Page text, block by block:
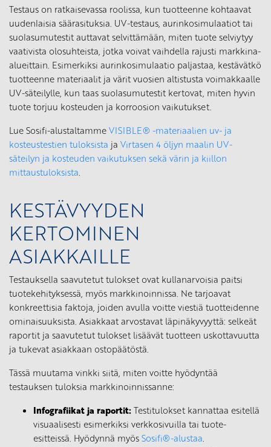
Testaus on ratkaisevassa roolissa, kun tuotteenne kohtaavat
uudenlaisia säärasituksia. UV-testaus, aurinkosimulaatiot tai
suolasumutestit auttavat selvittämään, miten tuote selviytyy
vaativista olosuhteista, jotka voivat vaihdella rajusti markkina-
alueittain. Esimerkiksi aurinkosimulaatio paljastaa, kestävätkö
tuotteenne materiaalit ja värit vuosien altistusta voimakkaalle
UV-säteilylle, kun taas suolasumutestit kertovat, miten hyvin
tuote torjuu kosteuden ja korroosion vaikutukset.
Lue Sosifi-alustaltamme VISIBLE® -materiaalien uv- ja
kosteustestien tuloksista ja Virtasen 4 öljyn maalin UV-
säteilyn ja kosteuden vaikutuksen sekä värin ja kiillon
mittaustuloksista.
KESTÄVYYDEN
KERTOMINEN
ASIAKKAILLE
Testauksella saavutetut tulokset ovat kullanarvoisia paitsi
tuotekehityksessä, myös markkinoinnissa. Ne tarjoavat
konkreettisia faktoja, joiden avulla voitte viestiä tuotteidenne
ominaisuuksista. Asiakkaat arvostavat läpinäkyvyyttä: selkeät
raportit ja saavutetut tulokset lisäävät tuotteen uskottavuutta
ja tukevat asiakkaan ostopäätöstä.
Tässä muutama vinkki siitä, miten voitte hyödyntää
testauksen tuloksia markkinoinnissanne:
Infografiikat ja raportit: Testitulokset kannattaa esitellä
visuaalisesti esimerkiksi verkkosivuilla tai tuote-
esitteissä. Hyödynnä myös Sosifi®-alustaa.